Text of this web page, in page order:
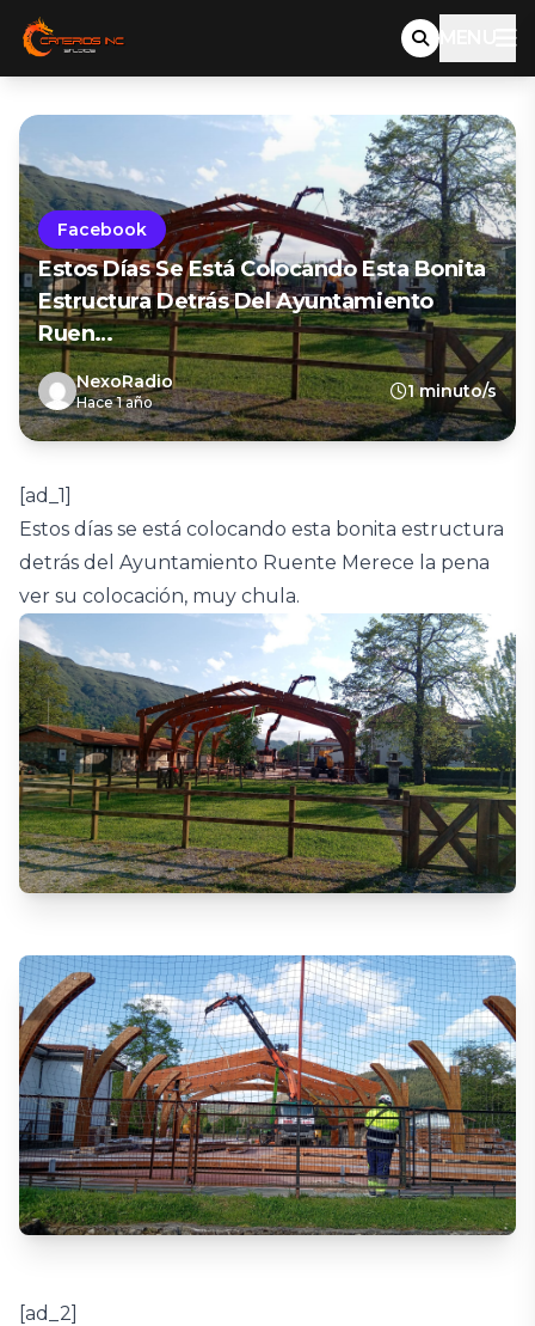
MENU
Facebook
Estos Días Se Está Colocando Esta Bonita
Estructura Detrás Del Ayuntamiento
Ruen…
NexoRadio
Hace 1 año
1 minuto/s
[ad_1]
Estos días se está colocando esta bonita estructura
detrás del Ayuntamiento Ruente Merece la pena
ver su colocación, muy chula.
[ad_2]